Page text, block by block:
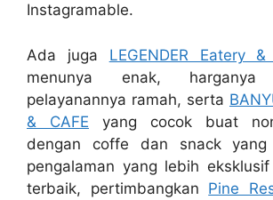
Instagramable.
Ada juga LEGENDER Eatery
menunya enak,
pelayanannya ramah, serta
& CAFE yang cocok buat
dengan coffe dan snack
pengalaman yang lebih
terbaik, pertimbangkan Pine